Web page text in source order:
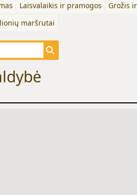
Laisvalaikis ir pramogos
Grožis
maršrutai